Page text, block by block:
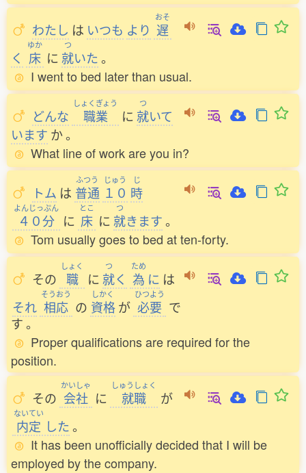
わたし は いつも より
おそ
遅
く
ゆか
床 に
つ
就いた。
I went to bed later than usual.
どんな
しょくぎょう
職業 に
つ
就いて
います か。
What line of work are you in?
トム は
ふつう
普通
じゅう
１０
じ
時
よんじっぷん
４０分 に
とこ
床 に
つ
就きます。
Tom usually goes to bed at ten-forty.
その
しょく
職 に
つ
就く
ため
為 に は
それ
そうおう
相応 の
しかく
資格 が
ひつよう
必要 で
す。
Proper qualifications are required for the
position.
その
かいしゃ
会社 に
しゅうしょく
就職 が
ないてい
内定 した。
It has been unofficially decided that I will be
employed by the company.